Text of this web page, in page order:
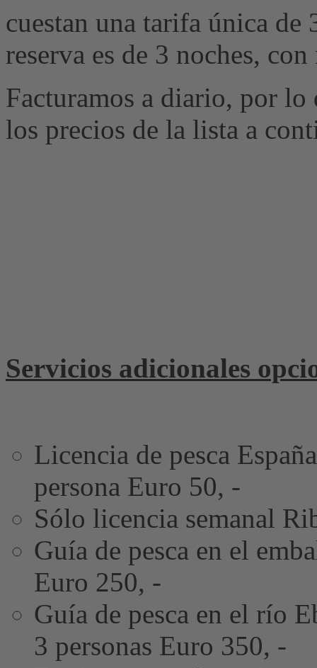
cuestan una tarifa única
reserva es de 3 noches,
Facturamos a diario, por
los precios de la lista a
Servicios adicionales
Licencia de pesca
persona Euro 50, -
Sólo licencia semanal
Guía de pesca en el
Euro 250, -
Guía de pesca en el río
3 personas Euro 350, -